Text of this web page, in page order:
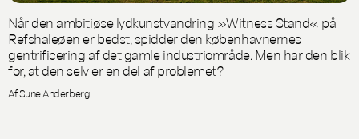
Når den ambitiøse lydkunstvandring »Witness Stand« på
Refshaleøen er bedst, spidder den københavnernes
gentrificering af det gamle industriområde. Men har den blik
for, at den selv er en del af problemet?
Af Sune Anderberg